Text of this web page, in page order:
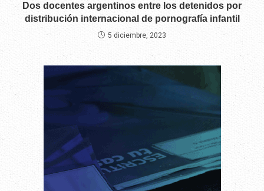
Dos docentes argentinos entre los detenidos por
distribución internacional de pornografía infantil
5 diciembre, 2023